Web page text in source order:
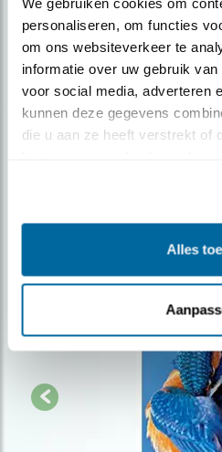
personaliseren, om functies
om ons websiteverkeer te
informatie over uw gebruik
voor social media, adverteren
kunnen deze gegevens
die u aan ze heeft verstrekt of
Alles
Op de hoogte blijven?
Meld je aan en ontvang
over vogels en activiteiten van